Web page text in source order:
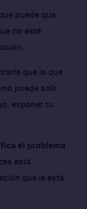
puede que
no esté
que lo que
puede salir
exponer tu
el problema
está
que le está